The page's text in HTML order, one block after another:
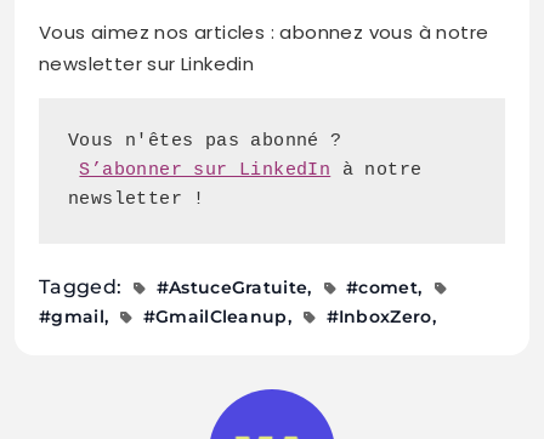
Vous aimez nos articles : abonnez vous à notre
newsletter sur Linkedin
S’abonner sur LinkedIn à notre
newsletter !
Tagged: #AstuceGratuite
#comet
#gmail
#GmailCleanup #InboxZero